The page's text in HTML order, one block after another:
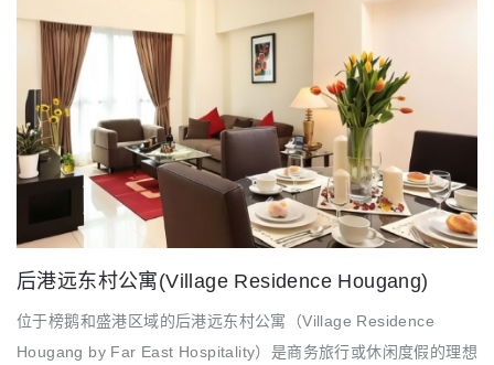
后港远东村公寓(Village Residence Hougang)
位于榜鹅和盛港区域的后港远东村公寓（Village Residence
Hougang by Far East Hospitality）是商务旅行或休闲度假的理想